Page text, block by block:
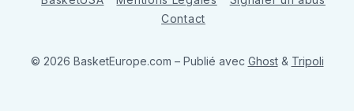
Contact
© 2026 BasketEurope.com – Publié avec Ghost& Tripoli